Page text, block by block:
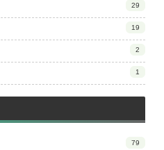
29
19
2
1
79